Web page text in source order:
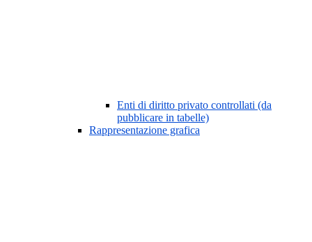
Enti di diritto privato controllati (da
pubblicare in tabelle)
Rappresentazione grafica